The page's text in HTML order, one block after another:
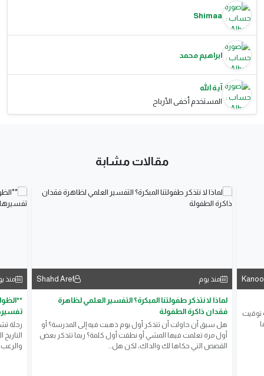
Shimaa
ابراهيم محمد
آية الله
المستخدم أخفى الأرباح
مقالات مشابة
توقيت
منذ يوم Shahd Aref
لماذا لا نتذكر طفولتنا المبكرة؟ التفسير العلمي لظاهرة
فقدان ذاكرة الطفولة
هل سبق أن حاولت أن تتذكر أول يوم ذهبت فيه إلى المدرسة؟ أو
أول مرة تعلمت فيها المشي أو نطقت أول كلمة؟ ربما تتذكر بعض
القصص التي حكاها لك والداك، لكن هل...
منذ
رحلة